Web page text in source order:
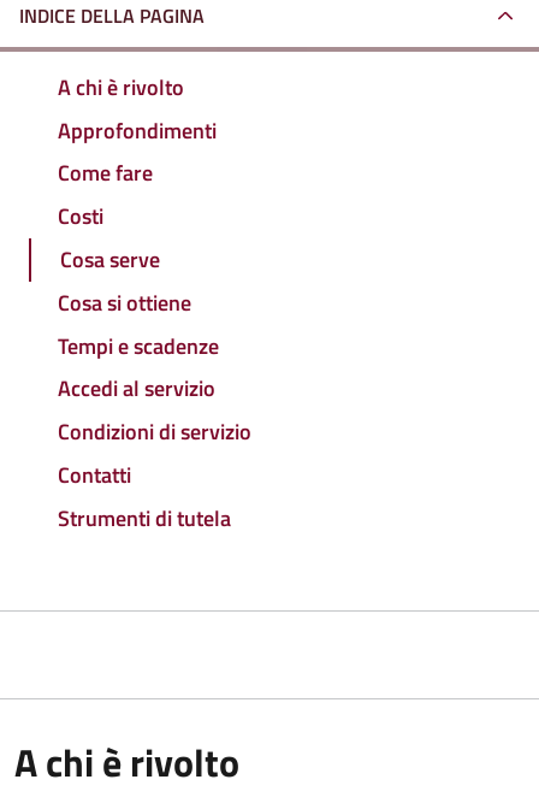
INDICE DELLA PAGINA
A chi è rivolto
Approfondimenti
Come fare
Costi
Cosa serve
Cosa si ottiene
Tempi e scadenze
Accedi al servizio
Condizioni di servizio
Contatti
Strumenti di tutela
A chi è rivolto